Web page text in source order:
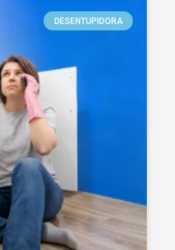
DESENTUPIDORA